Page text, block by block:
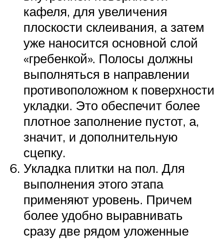
кафеля, для увеличения
плоскости склеивания, а затем
уже наносится основной слой
«гребенкой». Полосы должны
выполняться в направлении
противоположном к поверхности
укладки. Это обеспечит более
плотное заполнение пустот, а,
значит, и дополнительную
сцепку.
Укладка плитки на пол. Для
выполнения этого этапа
применяют уровень. Причем
более удобно выравнивать
сразу две рядом уложенные